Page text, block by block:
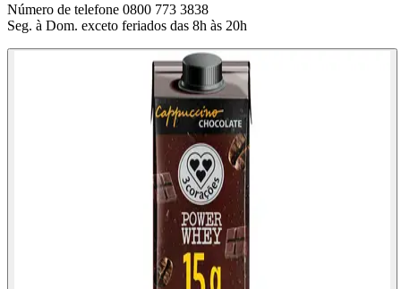
Número de telefone 0800 773 3838
Seg. à Dom. exceto feriados das 8h às 20h